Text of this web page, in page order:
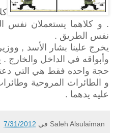
. و كلاهما يستعملان نفس
نفس الطريق .
يخرج علينا بشار الأسد ,
وأبواقه في الداخل
حجة واحده فقط هي التي
و الطائرات المروحية
عليه يدهما .
Saleh Alsulaiman في 7/31/2012